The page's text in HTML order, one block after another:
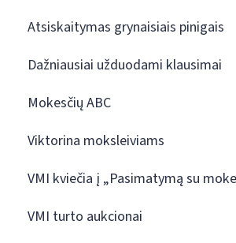
Atsiskaitymas grynaisiais pinigais
Dažniausiai užduodami klausimai
Mokesčių ABC
Viktorina moksleiviams
VMI kviečia į „Pasimatymą su
VMI turto aukcionai